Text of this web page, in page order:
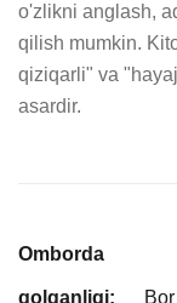
o'zlikni anglash,
qilish mumkin.
qiziqarli" va
asardir.
Omborda
qolganligi: Bor